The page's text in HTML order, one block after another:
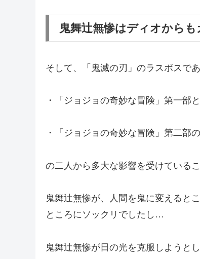
鬼舞辻無惨はディオから
そして、「鬼滅の刃」のラスボスで
・「ジョジョの奇妙な冒険」第一部
・「ジョジョの奇妙な冒険」第二部
の二人から多大な影響を受けている
鬼舞辻無惨が、人間を鬼に変えると
ところにソックリでしたし…
鬼舞辻無惨が日の光を克服しようと